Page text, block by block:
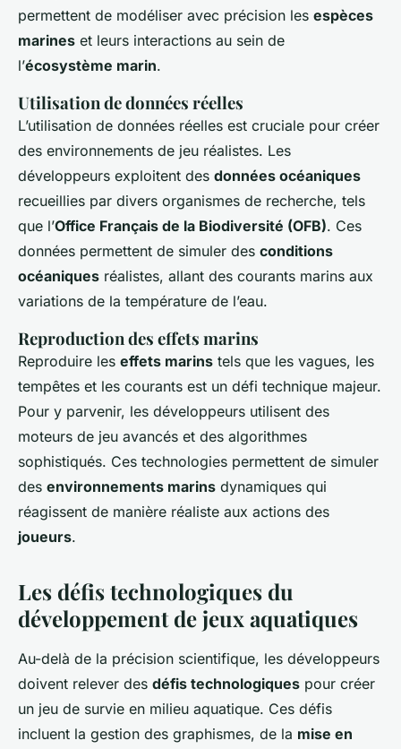
permettent de modéliser avec précision les espèces
marines et leurs interactions au sein de
l’écosystème marin.
Utilisation de données réelles
L’utilisation de données réelles est cruciale pour créer
des environnements de jeu réalistes. Les
développeurs exploitent des données océaniques
recueillies par divers organismes de recherche, tels
que l’Office Français de la Biodiversité (OFB). Ces
données permettent de simuler des conditions
océaniques réalistes, allant des courants marins aux
variations de la température de l’eau.
Reproduction des effets marins
Reproduire les effets marins tels que les vagues, les
tempêtes et les courants est un défi technique majeur.
Pour y parvenir, les développeurs utilisent des
moteurs de jeu avancés et des algorithmes
sophistiqués. Ces technologies permettent de simuler
des environnements marins dynamiques qui
réagissent de manière réaliste aux actions des
joueurs.
Les défis technologiques du
développement de jeux aquatiques
Au-delà de la précision scientifique, les développeurs
doivent relever des défis technologiques pour créer
un jeu de survie en milieu aquatique. Ces défis
incluent la gestion des graphismes, de la mise en